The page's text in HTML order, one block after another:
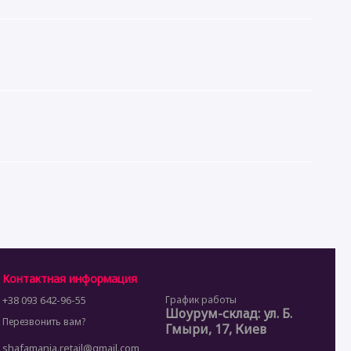
Контактная информация
+38 093 642-96-55
Перезвонить вам?
shafamania.retail@gmail.com
График работы
Шоурум-склад: ул. Б.
Гмыри, 17, Киев